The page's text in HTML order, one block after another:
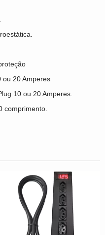
ou 20 Amperes
10 ou 20 Amperes.
comprimento.